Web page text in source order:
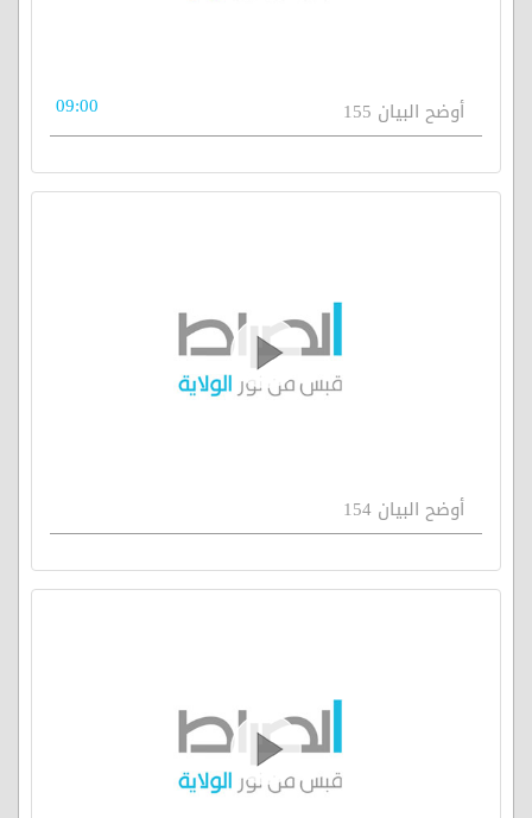
أوضح البيان 155 09:00
أوضح البيان 154